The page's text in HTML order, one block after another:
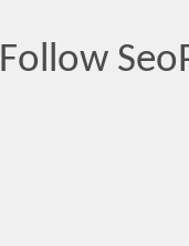
Follow